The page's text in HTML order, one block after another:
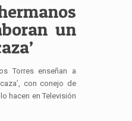
un
Torres enseñan a
con conejo de
hacen en Televisión